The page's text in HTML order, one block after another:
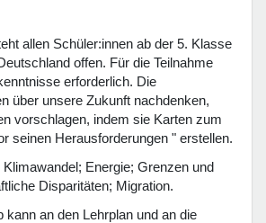
allen Schüler:innen ab der 5. Klasse
offen. Für die Teilnahme
erforderlich. Die
über unsere Zukunft nachdenken,
vorschlagen, indem sie Karten zum
seinen Herausforderungen " erstellen.
Energie; Grenzen und
Disparitäten; Migration.
kann an den Lehrplan und an die